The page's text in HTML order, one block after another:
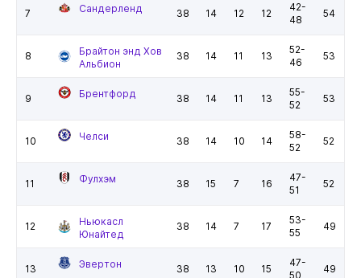
7 Сандерленд 38 14 12 12
42-
48
54
8
Брайтон энд Хов
Альбион
38 14 11 13
52-
46
53
9 Брентфорд 38 14 11 13
55-
52
53
10 Челси 38 14 10 14
58-
52
52
11 Фулхэм 38 15 7 16
47-
51
52
12
Ньюкасл
Юнайтед
38 14 7 17
53-
55
49
13 Эвертон 38 13 10 15
47-
50
49